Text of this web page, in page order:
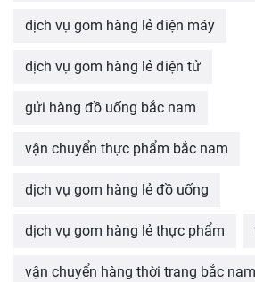
dịch vụ gom hàng lẻ điện máy
dịch vụ gom hàng lẻ điện tử
gửi hàng đồ uống bắc nam
vận chuyển thực phẩm bắc nam
dịch vụ gom hàng lẻ đồ uống
dịch vụ gom hàng lẻ thực phẩm
vận chuyển hàng thời trang bắc nam